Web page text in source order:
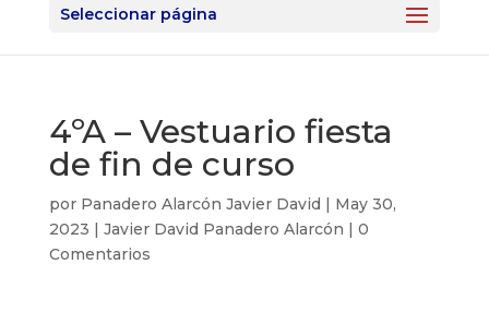
Seleccionar página
4ºA – Vestuario fiesta
de fin de curso
por Panadero Alarcón Javier David | May 30,
2023 | Javier David Panadero Alarcón | 0
Comentarios